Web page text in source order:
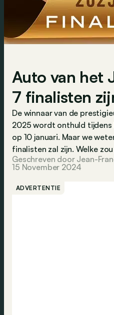
Auto van het
7 finalisten
De winnaar van de
2025 wordt onthuld tijdens
op 10 januari. Maar we
finalisten zal zijn. Welke
Geschreven door Jean-
15 November 2024
ADVERTENTIE